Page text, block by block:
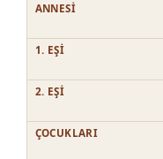
ANNESI
1. EŞI
2. EŞI
ÇOCUKLARI